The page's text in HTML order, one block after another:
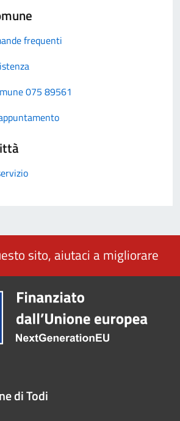
frequenti
075 89561
sito, aiutaci a migliorare
di Todi